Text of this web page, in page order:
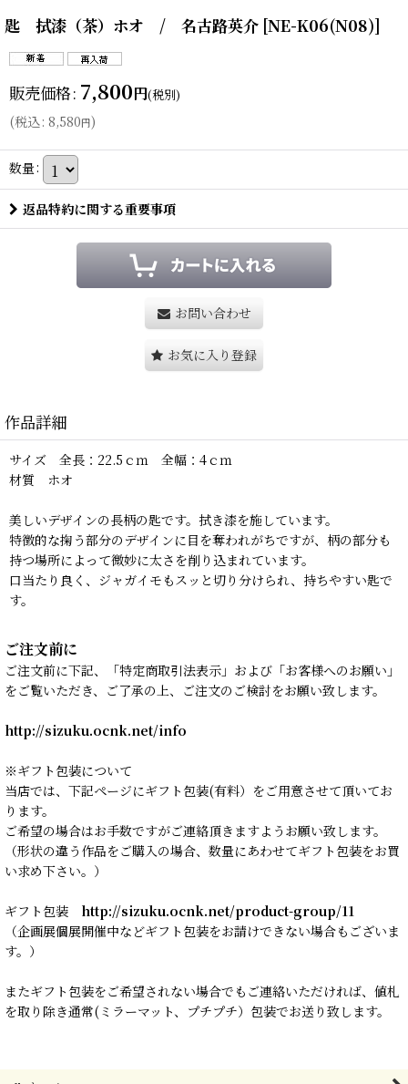
匙 拭漆（茶）ホオ / 名古路英介 [NE-K06(N08)]
販売価格: 7,800円(税別)
(税込: 8,580円)
数量:
返品特約に関する重要事項
お問い合わせ
お気に入り登録
作品詳細
サイズ 全長：22.5ｃｍ 全幅：4ｃｍ
材質 ホオ
美しいデザインの長柄の匙です。拭き漆を施しています。
特徴的な掬う部分のデザインに目を奪われがちですが、柄の部分も
持つ場所によって微妙に太さを削り込まれています。
口当たり良く、ジャガイモもスッと切り分けられ、持ちやすい匙で
す。
ご注文前に
ご注文前に下記、「特定商取引法表示」および「お客様へのお願い」
をご覧いただき、ご了承の上、ご注文のご検討をお願い致します。
http://sizuku.ocnk.net/info
※ギフト包装について
当店では、下記ページにギフト包装(有料）をご用意させて頂いてお
ります。
ご希望の場合はお手数ですがご連絡頂きますようお願い致します。
（形状の違う作品をご購入の場合、数量にあわせてギフト包装をお買
い求め下さい。）
ギフト包装 http://sizuku.ocnk.net/product-group/11
（企画展個展開催中などギフト包装をお請けできない場合もございま
す。）
またギフト包装をご希望されない場合でもご連絡いただければ、値札
を取り除き通常(ミラーマット、プチプチ）包装でお送り致します。